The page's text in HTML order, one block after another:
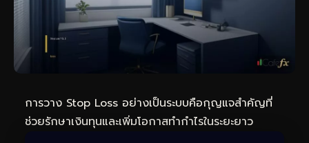
การวาง Stop Loss อย่างเป็นระบบคือกุญแจสำคัญที่
ช่วยรักษาเงินทุนและเพิ่มโอกาสทำกำไรในระยะยาว